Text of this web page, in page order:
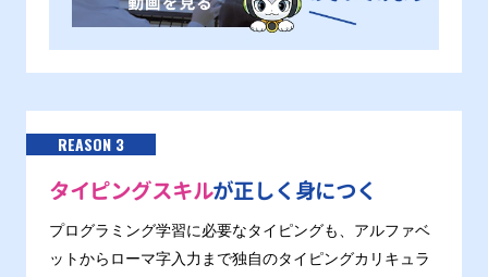
REASON 3
タイピングスキルが正しく身につく
プログラミング学習に必要なタイピングも、アルファベ
ットからローマ字入力まで独自のタイピングカリキュラ